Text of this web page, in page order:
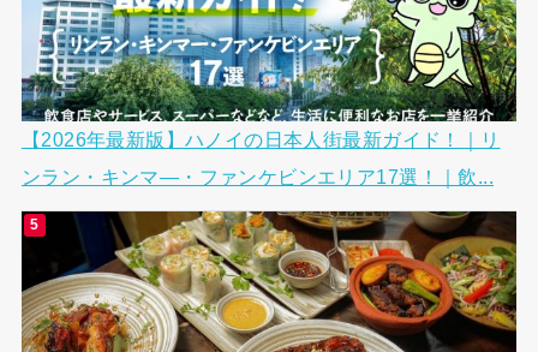
【2026年最新版】ハノイの日本人街最新ガイド！｜リ
ンラン・キンマ―・ファンケビンエリア17選！｜飲...